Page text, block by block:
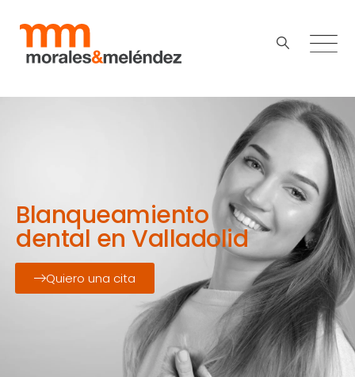
Blanqueamiento
dental en Valladolid
Quiero una cita